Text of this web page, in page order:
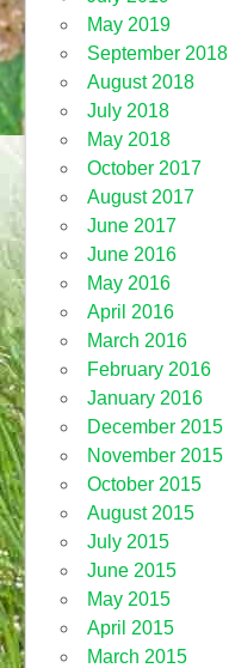
May 2019
September 2018
August 2018
July 2018
May 2018
October 2017
August 2017
June 2017
June 2016
May 2016
April 2016
March 2016
February 2016
January 2016
December 2015
November 2015
October 2015
August 2015
July 2015
June 2015
May 2015
April 2015
March 2015